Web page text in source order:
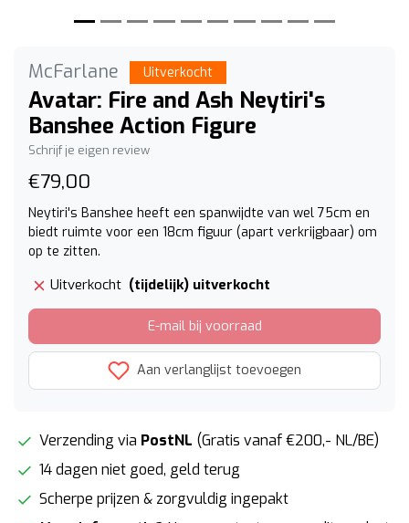
McFarlane Uitverkocht
Avatar: Fire and Ash Neytiri's
Banshee Action Figure
Schrijf je eigen review
€79,00
Neytiri's Banshee heeft een spanwijdte van wel 75cm en
biedt ruimte voor een 18cm figuur (apart verkrijgbaar) om
op te zitten.
Uitverkocht (tijdelijk) uitverkocht
E-mail bij voorraad
Aan verlanglijst toevoegen
Verzending via PostNL (Gratis vanaf €200,- NL/BE)
14 dagen niet goed, geld terug
Scherpe prijzen & zorgvuldig ingepakt